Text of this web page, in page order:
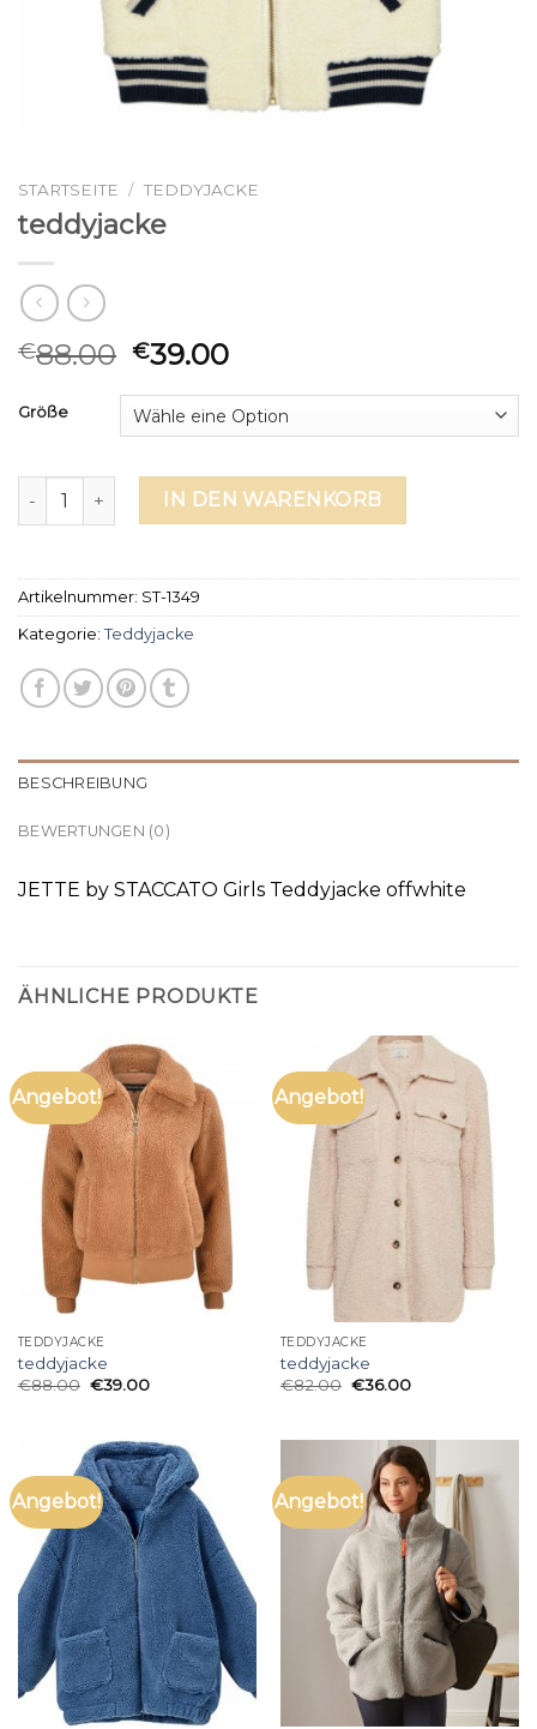
STARTSEITE / TEDDYJACKE
teddyjacke
€88.00 €39.00
Größe
teddyjacke MengeIN DEN WARENKORB
Artikelnummer: ST-1349
Kategorie: Teddyjacke
BESCHREIBUNG
BEWERTUNGEN (0)
JETTE by STACCATO Girls Teddyjacke offwhite
ÄHNLICHE PRODUKTE
Angebot!
TEDDYJACKE
teddyjacke
€88.00 €39.00
Angebot!
TEDDYJACKE
teddyjacke
€82.00 €36.00
Angebot! Angebot!